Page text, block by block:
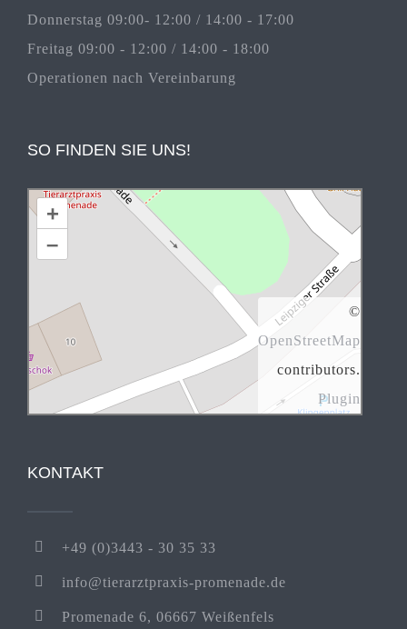
Donnerstag 09:00- 12:00 / 14:00 - 17:00
Freitag 09:00 - 12:00 / 14:00 - 18:00
Operationen nach Vereinbarung
SO FINDEN SIE UNS!
+
–
©
OpenStreetMap
contributors.
Plugin
KONTAKT
+49 (0)3443 - 30 35 33
info@tierarztpraxis-promenade.de
Promenade 6, 06667 Weißenfels